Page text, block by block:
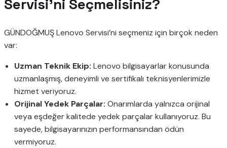
Servisi’ni Seçmelisiniz?
GÜNDOĞMUŞ Lenovo Servisi’ni seçmeniz için birçok neden
var:
Uzman Teknik Ekip: Lenovo bilgisayarlar konusunda
uzmanlaşmış, deneyimli ve sertifikalı teknisyenlerimizle
hizmet veriyoruz.
Orijinal Yedek Parçalar: Onarımlarda yalnızca orijinal
veya eşdeğer kalitede yedek parçalar kullanıyoruz. Bu
sayede, bilgisayarınızın performansından ödün
vermiyoruz.